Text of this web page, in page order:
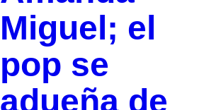
Miguel; el
pop se
adueña de